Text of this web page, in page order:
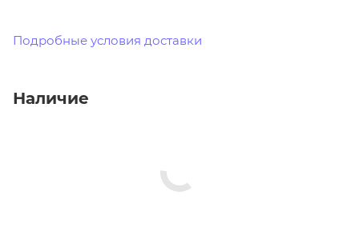
Подробные условия доставки
Наличие